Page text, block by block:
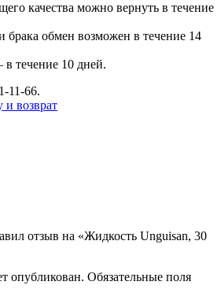
качества можно вернуть в течение
обмен возможен в течение 14
в течение 10 дней.
11-66.
и возврат
отзыв на «Жидкость Unguisan, 30
опубликован. Обязательные поля